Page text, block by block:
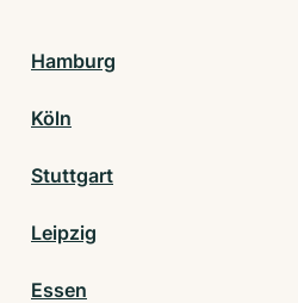
Hamburg
Köln
Stuttgart
Leipzig
Essen